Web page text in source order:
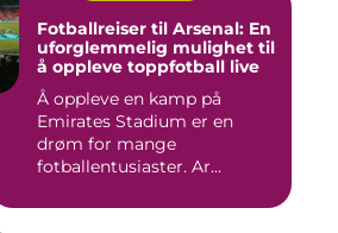
Fotballreiser til Arsenal: En
uforglemmelig mulighet til
å oppleve toppfotball live
Å oppleve en kamp på
Emirates Stadium er en
drøm for mange
fotballentusiaster. Ar...